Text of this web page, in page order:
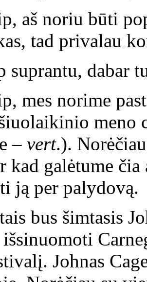
aš noriu būti
tad privalau
suprantu, dabar
mes norime
meno
– vert.).
kad galėtume
ją per palydovą.
bus šimtasis
Johnas